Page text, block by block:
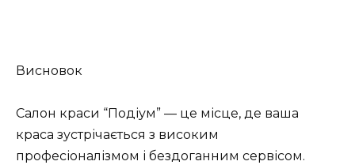
Висновок
Салон краси “Подіум” — це місце, де ваша
краса зустрічається з високим
професіоналізмом і бездоганним сервісом.